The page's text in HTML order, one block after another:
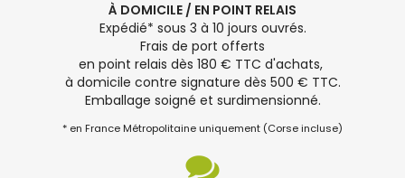
À DOMICILE / EN POINT RELAIS
Expédié* sous 3 à 10 jours ouvrés.
Frais de port offerts
en point relais dès 180 € TTC d'achats,
à domicile contre signature dès 500 € TTC.
Emballage soigné et surdimensionné.
* en France Métropolitaine uniquement (Corse incluse)